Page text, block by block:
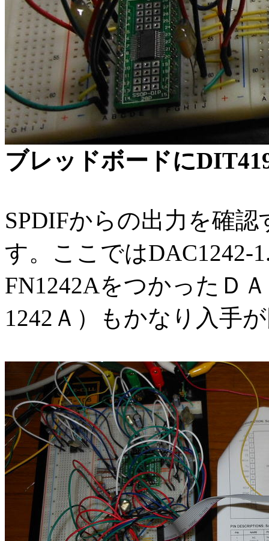
ブレッドボードに
SPDIFからの出力を確
す。ここではDAC1242-
FN1242AをつかったＤ
1242Ａ）もかなり入手